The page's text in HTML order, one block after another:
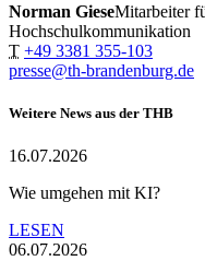
Norman GieseMitarbeiter
Hochschulkommunikation
T +49 3381 355-103
presse@th-brandenburg.de
Weitere News aus der THB
16.07.2026
Wie umgehen mit KI?
LESEN
06.07.2026